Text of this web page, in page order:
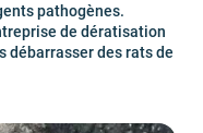
pathogènes.
de dératisation
débarrasser des rats de